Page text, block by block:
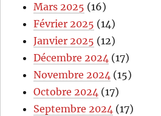
Mars 2025 (16)
Février 2025 (14)
Janvier 2025 (12)
Décembre 2024 (17)
Novembre 2024 (15)
Octobre 2024 (17)
Septembre 2024 (17)